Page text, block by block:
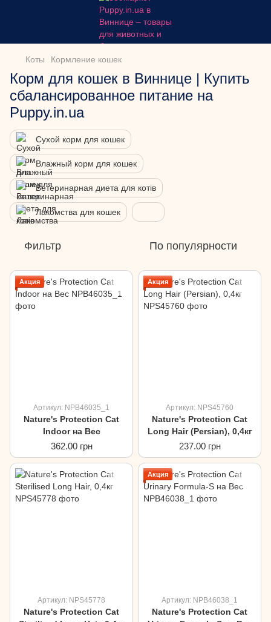
Коты Кормление кошек
Корм для кошек в Виннице | Купить
сбалансированное питание на
Puppy.in.ua
Сухой корм для кошек
Влажный корм для кошек
Ветеринарная диета для котів
Лакомства для кошек
Фильтр По популярности
Акция
Артикул: NPB46035_1
Nature's Protection Cat
Indoor на Вес
362.00 грн
Акция
Артикул: NPS45760
Nature's Protection Cat
Long Hair (Persian), 0,4кг
237.00 грн
Артикул: NPS45778
Nature's Protection Cat
Акция
Артикул: NPB46038_1
Nature's Protection Cat